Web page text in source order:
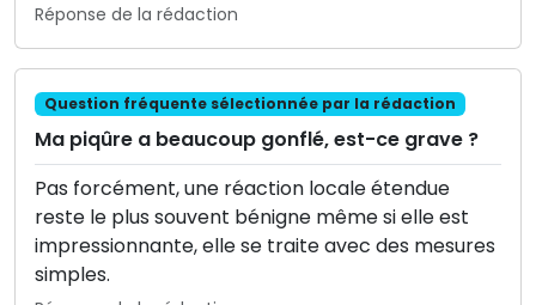
Réponse de la rédaction
Question fréquente sélectionnée par la rédaction
Ma piqûre a beaucoup gonflé, est-ce grave ?
Pas forcément, une réaction locale étendue
reste le plus souvent bénigne même si elle est
impressionnante, elle se traite avec des mesures
simples.